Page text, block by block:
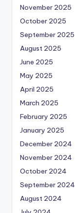
November 2025
October 2025
September 2025
August 2025
June 2025
May 2025
April 2025
March 2025
February 2025
January 2025
December 2024
November 2024
October 2024
September 2024
August 2024